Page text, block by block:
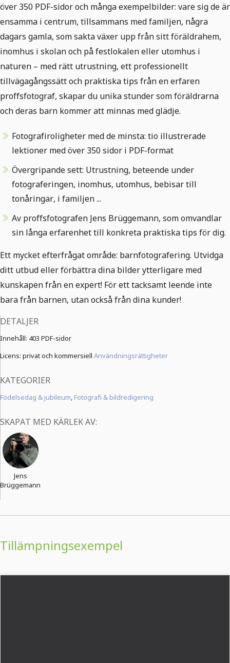
över 350 PDF-sidor och många exempelbilder: vare sig de är
ensamma i centrum, tillsammans med familjen, några
dagars gamla, som sakta växer upp från sitt föräldrahem,
inomhus i skolan och på festlokalen eller utomhus i
naturen – med rätt utrustning, ett professionellt
tillvägagångssätt och praktiska tips från en erfaren
proffsfotograf, skapar du unika stunder som föräldrarna
och deras barn kommer att minnas med glädje.
Fotografiroligheter med de minsta: tio illustrerade
lektioner med över 350 sidor i PDF-format
Övergripande sett: Utrustning, beteende under
fotograferingen, inomhus, utomhus, bebisar till
tonåringar, i familjen ...
Av proffsfotografen Jens Brüggemann, som omvandlar
sin långa erfarenhet till konkreta praktiska tips för dig.
Ett mycket efterfrågat område: barnfotografering. Utvidga
ditt utbud eller förbättra dina bilder ytterligare med
kunskapen från en expert! För ett tacksamt leende inte
bara från barnen, utan också från dina kunder!
DETALJER
Innehåll: 403 PDF-sidor
Licens: privat och kommersiell Användningsrättigheter
KATEGORIER
Födelsedag & jubileum, Fotografi & bildredigering
SKAPAT MED KÄRLEK AV:
Jens
Brüggemann
Tillämpningsexempel